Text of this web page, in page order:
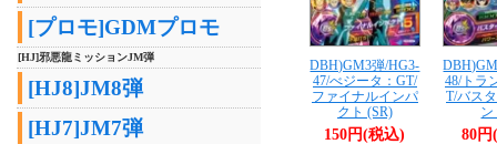
[プロモ]GDMプロモ
[HJ]邪悪龍ミッションJM弾
[HJ8]JM8弾
[HJ7]JM7弾
DBH)GM3弾/HG3-
47/べジータ：GT/
ファイナルインパ
クト (SR)
150円(税込)
48/トラ
T/バス
ン
80円